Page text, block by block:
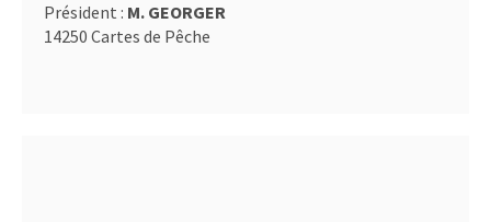
Président : M. GEORGER
14250 Cartes de Pêche